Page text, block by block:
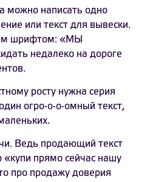
написать одно
или текст для вывески.
шрифтом: «МЫ
недалеко на дороге
росту нужна серия
огро-о-о-омный текст,
Ведь продающий текст
прямо сейчас нашу
про продажу доверия